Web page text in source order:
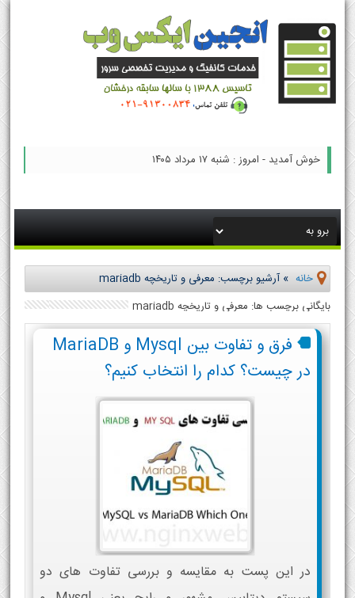
خوش آمدید - امروز : شنبه ۱۷ مرداد ۱۴۰۵
خانه »آرشیو برچسب: معرفی و تاریخچه mariadb
بایگانی برچسب ها: معرفی و تاریخچه mariadb
فرق و تفاوت بین Mysql و MariaDB
در چیست؟ کدام را انتخاب کنیم؟
در این پست به مقایسه و بررسی تفاوت های دو